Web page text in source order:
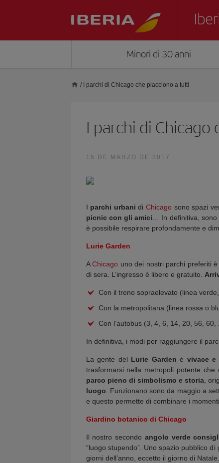
Minori di 30 anni
/ I parchi di Chicago che piacciono a tutti
I parchi di
15 DE MARZO DE 2017
I parchi urbanidiChicago sono spazi
picnic con gli amici … In definitiva,
è possibile respirare profondamente e
Lurie Garden
AChicago uno dei nostri parchi preferiti è
di sera. L’ingresso è libero e gratuito.
Con il treno sopraelevato (linea
Con la metropolitana (linea rossa o
Con l’autobus (3, 4, 6, 14, 20, 56, 60,
In definitiva, i modi per raggiungere il
La gente del Lurie Gardenè vivace e
trasformarsi nella metropoli potente
parco pieno di simbolismo e storia ,
luogo . Funzionano sono da maggio a
e questo permette di combinare i
Giardino botanico di Chicago
Il nostro secondo angolo verde
“luogo stupendo”. Uno spazio pubblico
giorni dell’anno, eccetto il giorno di Natale.